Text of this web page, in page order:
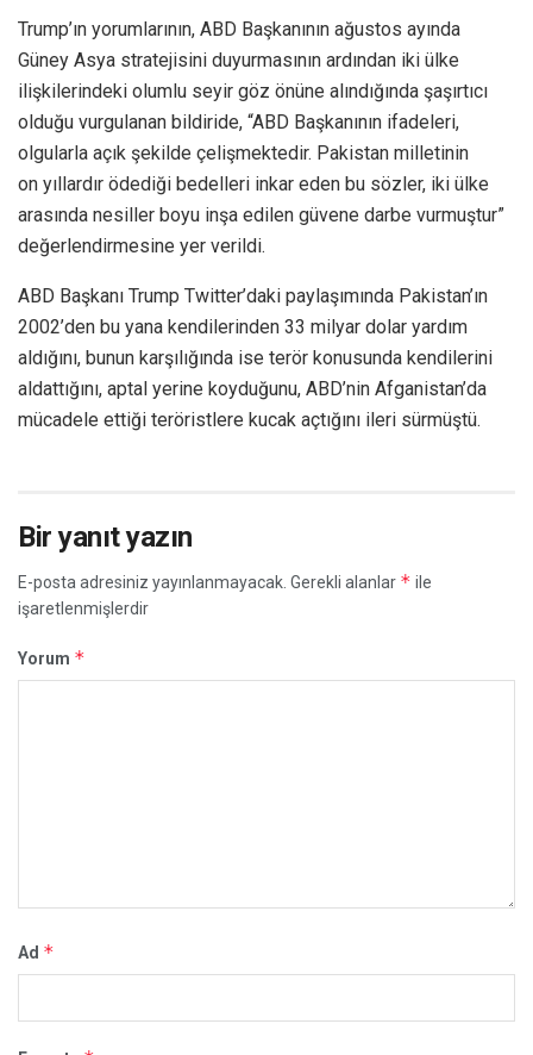
Trump’ın yorumlarının, ABD Başkanının ağustos ayında
Güney Asya stratejisini duyurmasının ardından iki ülke
ilişkilerindeki olumlu seyir göz önüne alındığında şaşırtıcı
olduğu vurgulanan bildiride, “ABD Başkanının ifadeleri,
olgularla açık şekilde çelişmektedir. Pakistan milletinin
on yıllardır ödediği bedelleri inkar eden bu sözler, iki ülke
arasında nesiller boyu inşa edilen güvene darbe vurmuştur”
değerlendirmesine yer verildi.
ABD Başkanı Trump Twitter’daki paylaşımında Pakistan’ın
2002’den bu yana kendilerinden 33 milyar dolar yardım
aldığını, bunun karşılığında ise terör konusunda kendilerini
aldattığını, aptal yerine koyduğunu, ABD’nin Afganistan’da
mücadele ettiği teröristlere kucak açtığını ileri sürmüştü.
Bir yanıt yazın
E-posta adresiniz yayınlanmayacak. Gerekli alanlar * ile
işaretlenmişlerdir
Yorum *
Ad *